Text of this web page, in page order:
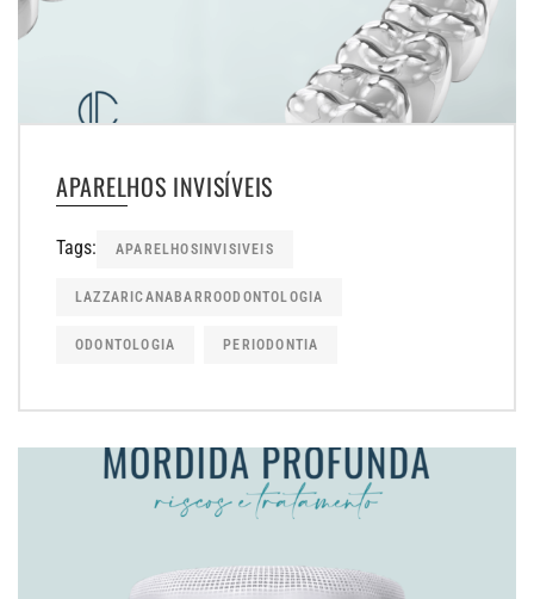
APARELHOS INVISÍVEIS
Tags: APARELHOSINVISIVEIS
LAZZARICANABARROODONTOLOGIA
ODONTOLOGIA PERIODONTIA